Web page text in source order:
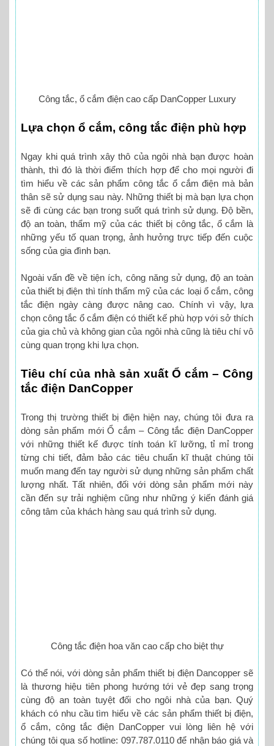
Công tắc, ổ cắm điện cao cấp DanCopper Luxury
Lựa chọn ổ cắm, công tắc điện phù hợp
Ngay khi quá trình xây thô của ngôi nhà bạn được hoàn
thành, thì đó là thời điểm thích hợp để cho mọi người đi
tìm hiểu về các sản phẩm công tắc ổ cắm điện mà bản
thân sẽ sử dụng sau này. Những thiết bị mà bạn lựa chọn
sẽ đi cùng các bạn trong suốt quá trình sử dụng. Độ bền,
độ an toàn, thẩm mỹ của các thiết bị công tắc, ổ cắm là
những yếu tố quan trọng, ảnh hưởng trực tiếp đến cuộc
sống của gia đình bạn.
Ngoài vấn đề về tiện ích, công năng sử dụng, độ an toàn
của thiết bị điện thì tính thẩm mỹ của các loại ổ cắm, công
tắc điện ngày càng được nâng cao. Chính vì vậy, lựa
chọn công tắc ổ cắm điện có thiết kế phù hợp với sở thích
của gia chủ và không gian của ngôi nhà cũng là tiêu chí vô
cùng quan trọng khi lựa chọn.
Tiêu chí của nhà sản xuất Ổ cắm – Công
tắc điện DanCopper
Trong thị trường thiết bị điện hiện nay, chúng tôi đưa ra
dòng sản phẩm mới Ổ cắm – Công tắc điện DanCopper
với những thiết kế được tính toán kĩ lưỡng, tỉ mỉ trong
từng chi tiết, đảm bảo các tiêu chuẩn kĩ thuật chúng tôi
muốn mang đến tay người sử dụng những sản phẩm chất
lượng nhất. Tất nhiên, đối với dòng sản phẩm mới này
cần đến sự trải nghiệm cũng như những ý kiến đánh giá
công tâm của khách hàng sau quá trình sử dụng.
Công tắc điện hoa văn cao cấp cho biệt thự
Có thể nói, với dòng sản phẩm thiết bị điện Dancopper sẽ
là thương hiệu tiên phong hướng tới vẻ đẹp sang trọng
cùng độ an toàn tuyệt đối cho ngôi nhà của bạn. Quý
khách có nhu cầu tìm hiểu về các sản phẩm thiết bị điện,
ổ cắm, công tắc điện DanCopper vui lòng liên hệ với
chúng tôi qua số hotline: 097.787.0110 để nhận báo giá và